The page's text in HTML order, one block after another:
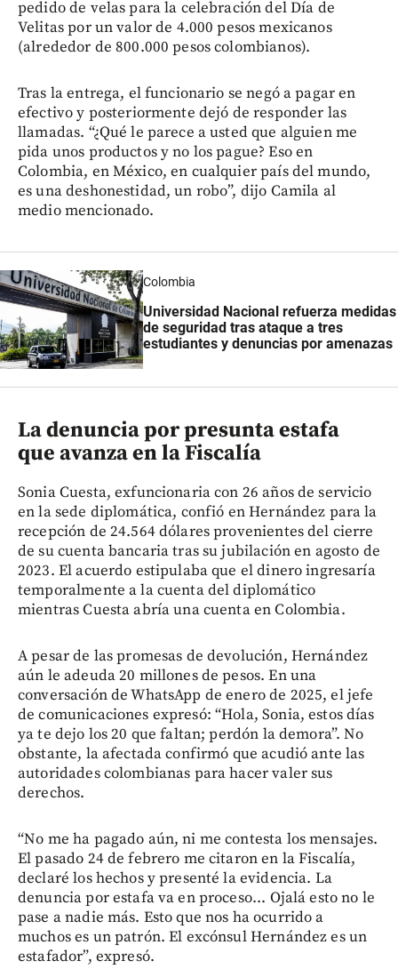
pedido de velas para la celebración del Día de
Velitas por un valor de 4.000 pesos mexicanos
(alrededor de 800.000 pesos colombianos).
Tras la entrega, el funcionario se negó a pagar en
efectivo y posteriormente dejó de responder las
llamadas. “¿Qué le parece a usted que alguien me
pida unos productos y no los pague? Eso en
Colombia, en México, en cualquier país del mundo,
es una deshonestidad, un robo”, dijo Camila al
medio mencionado.
Colombia
Universidad Nacional refuerza medidas
de seguridad tras ataque a tres
estudiantes y denuncias por amenazas
La denuncia por presunta estafa
que avanza en la Fiscalía
Sonia Cuesta, exfuncionaria con 26 años de servicio
en la sede diplomática, confió en Hernández para la
recepción de 24.564 dólares provenientes del cierre
de su cuenta bancaria tras su jubilación en agosto de
2023. El acuerdo estipulaba que el dinero ingresaría
temporalmente a la cuenta del diplomático
mientras Cuesta abría una cuenta en Colombia.
A pesar de las promesas de devolución, Hernández
aún le adeuda 20 millones de pesos. En una
conversación de WhatsApp de enero de 2025, el jefe
de comunicaciones expresó: “Hola, Sonia, estos días
ya te dejo los 20 que faltan; perdón la demora”. No
obstante, la afectada confirmó que acudió ante las
autoridades colombianas para hacer valer sus
derechos.
“No me ha pagado aún, ni me contesta los mensajes.
El pasado 24 de febrero me citaron en la Fiscalía,
declaré los hechos y presenté la evidencia. La
denuncia por estafa va en proceso... Ojalá esto no le
pase a nadie más. Esto que nos ha ocurrido a
muchos es un patrón. El excónsul Hernández es un
estafador”, expresó.